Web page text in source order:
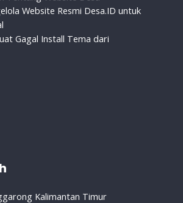
Website Resmi Desa.ID untuk
Gagal Install Tema dari
Kalimantan Timur